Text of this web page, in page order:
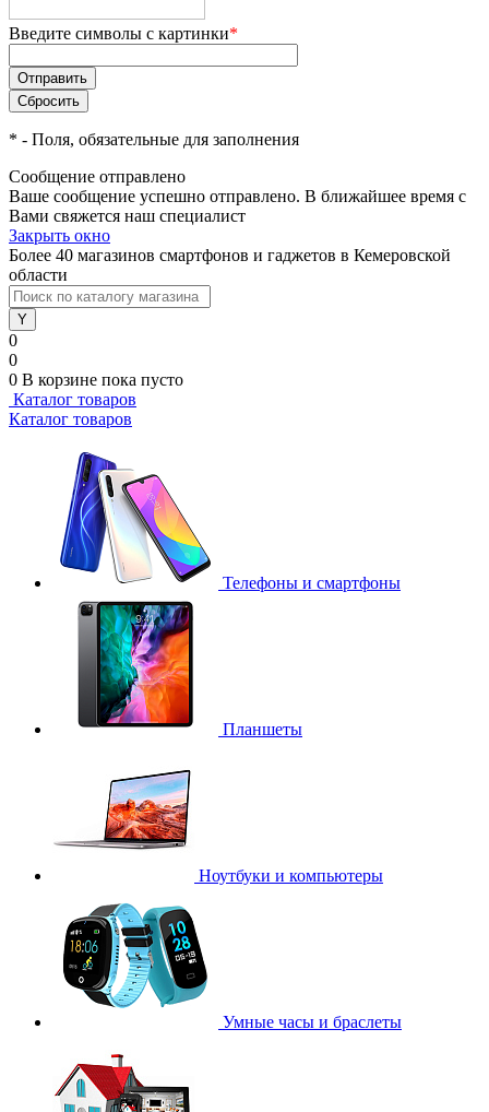
Введите символы с картинки*
* - Поля, обязательные для заполнения
Сообщение отправлено
Ваше сообщение успешно отправлено. В ближайшее время с
Вами свяжется наш специалист
Закрыть окно
Более 40 магазинов смартфонов и гаджетов в Кемеровской
области
0
0
0 В корзине пока пусто
Каталог товаров
Каталог товаров
Телефоны и смартфоны
Планшеты
Ноутбуки и компьютеры
Умные часы и браслеты